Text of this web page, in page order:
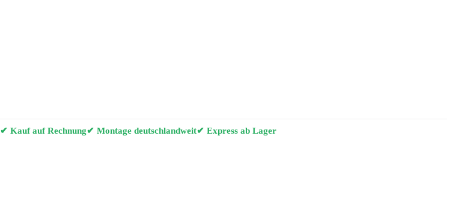
✔ Kauf auf Rechnung✔ Montage deutschlandweit✔ Express ab Lager